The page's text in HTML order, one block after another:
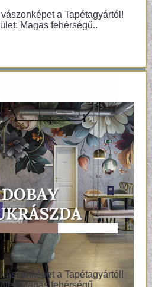
a Tapétagyártól!
Magas fehérségű..
a Tapétagyártól!